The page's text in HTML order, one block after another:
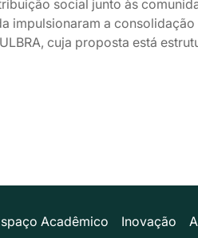
social junto às
impulsionaram a
cuja proposta está
Acadêmico Inovação